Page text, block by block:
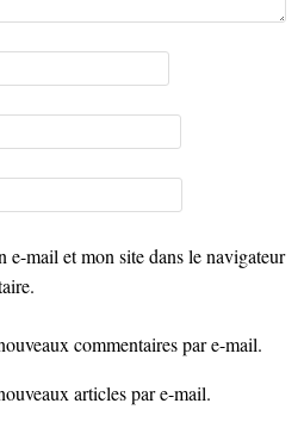
e-mail et mon site dans le navigateur
commentaires par e-mail.
articles par e-mail.